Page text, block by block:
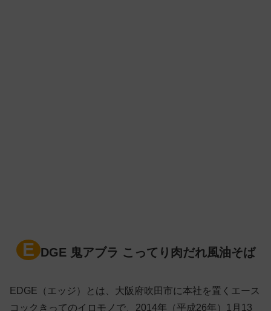
E DGE 鬼アブラ こってり肉だれ風油そば
EDGE（エッジ）とは、大阪府吹田市に本社を置くエース
コックきってのイロモノで、2014年（平成26年）1月13